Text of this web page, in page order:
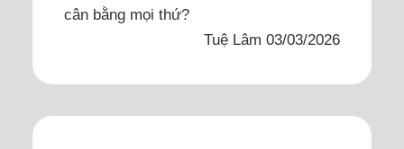
cân bằng mọi thứ?
Tuệ Lâm 03/03/2026